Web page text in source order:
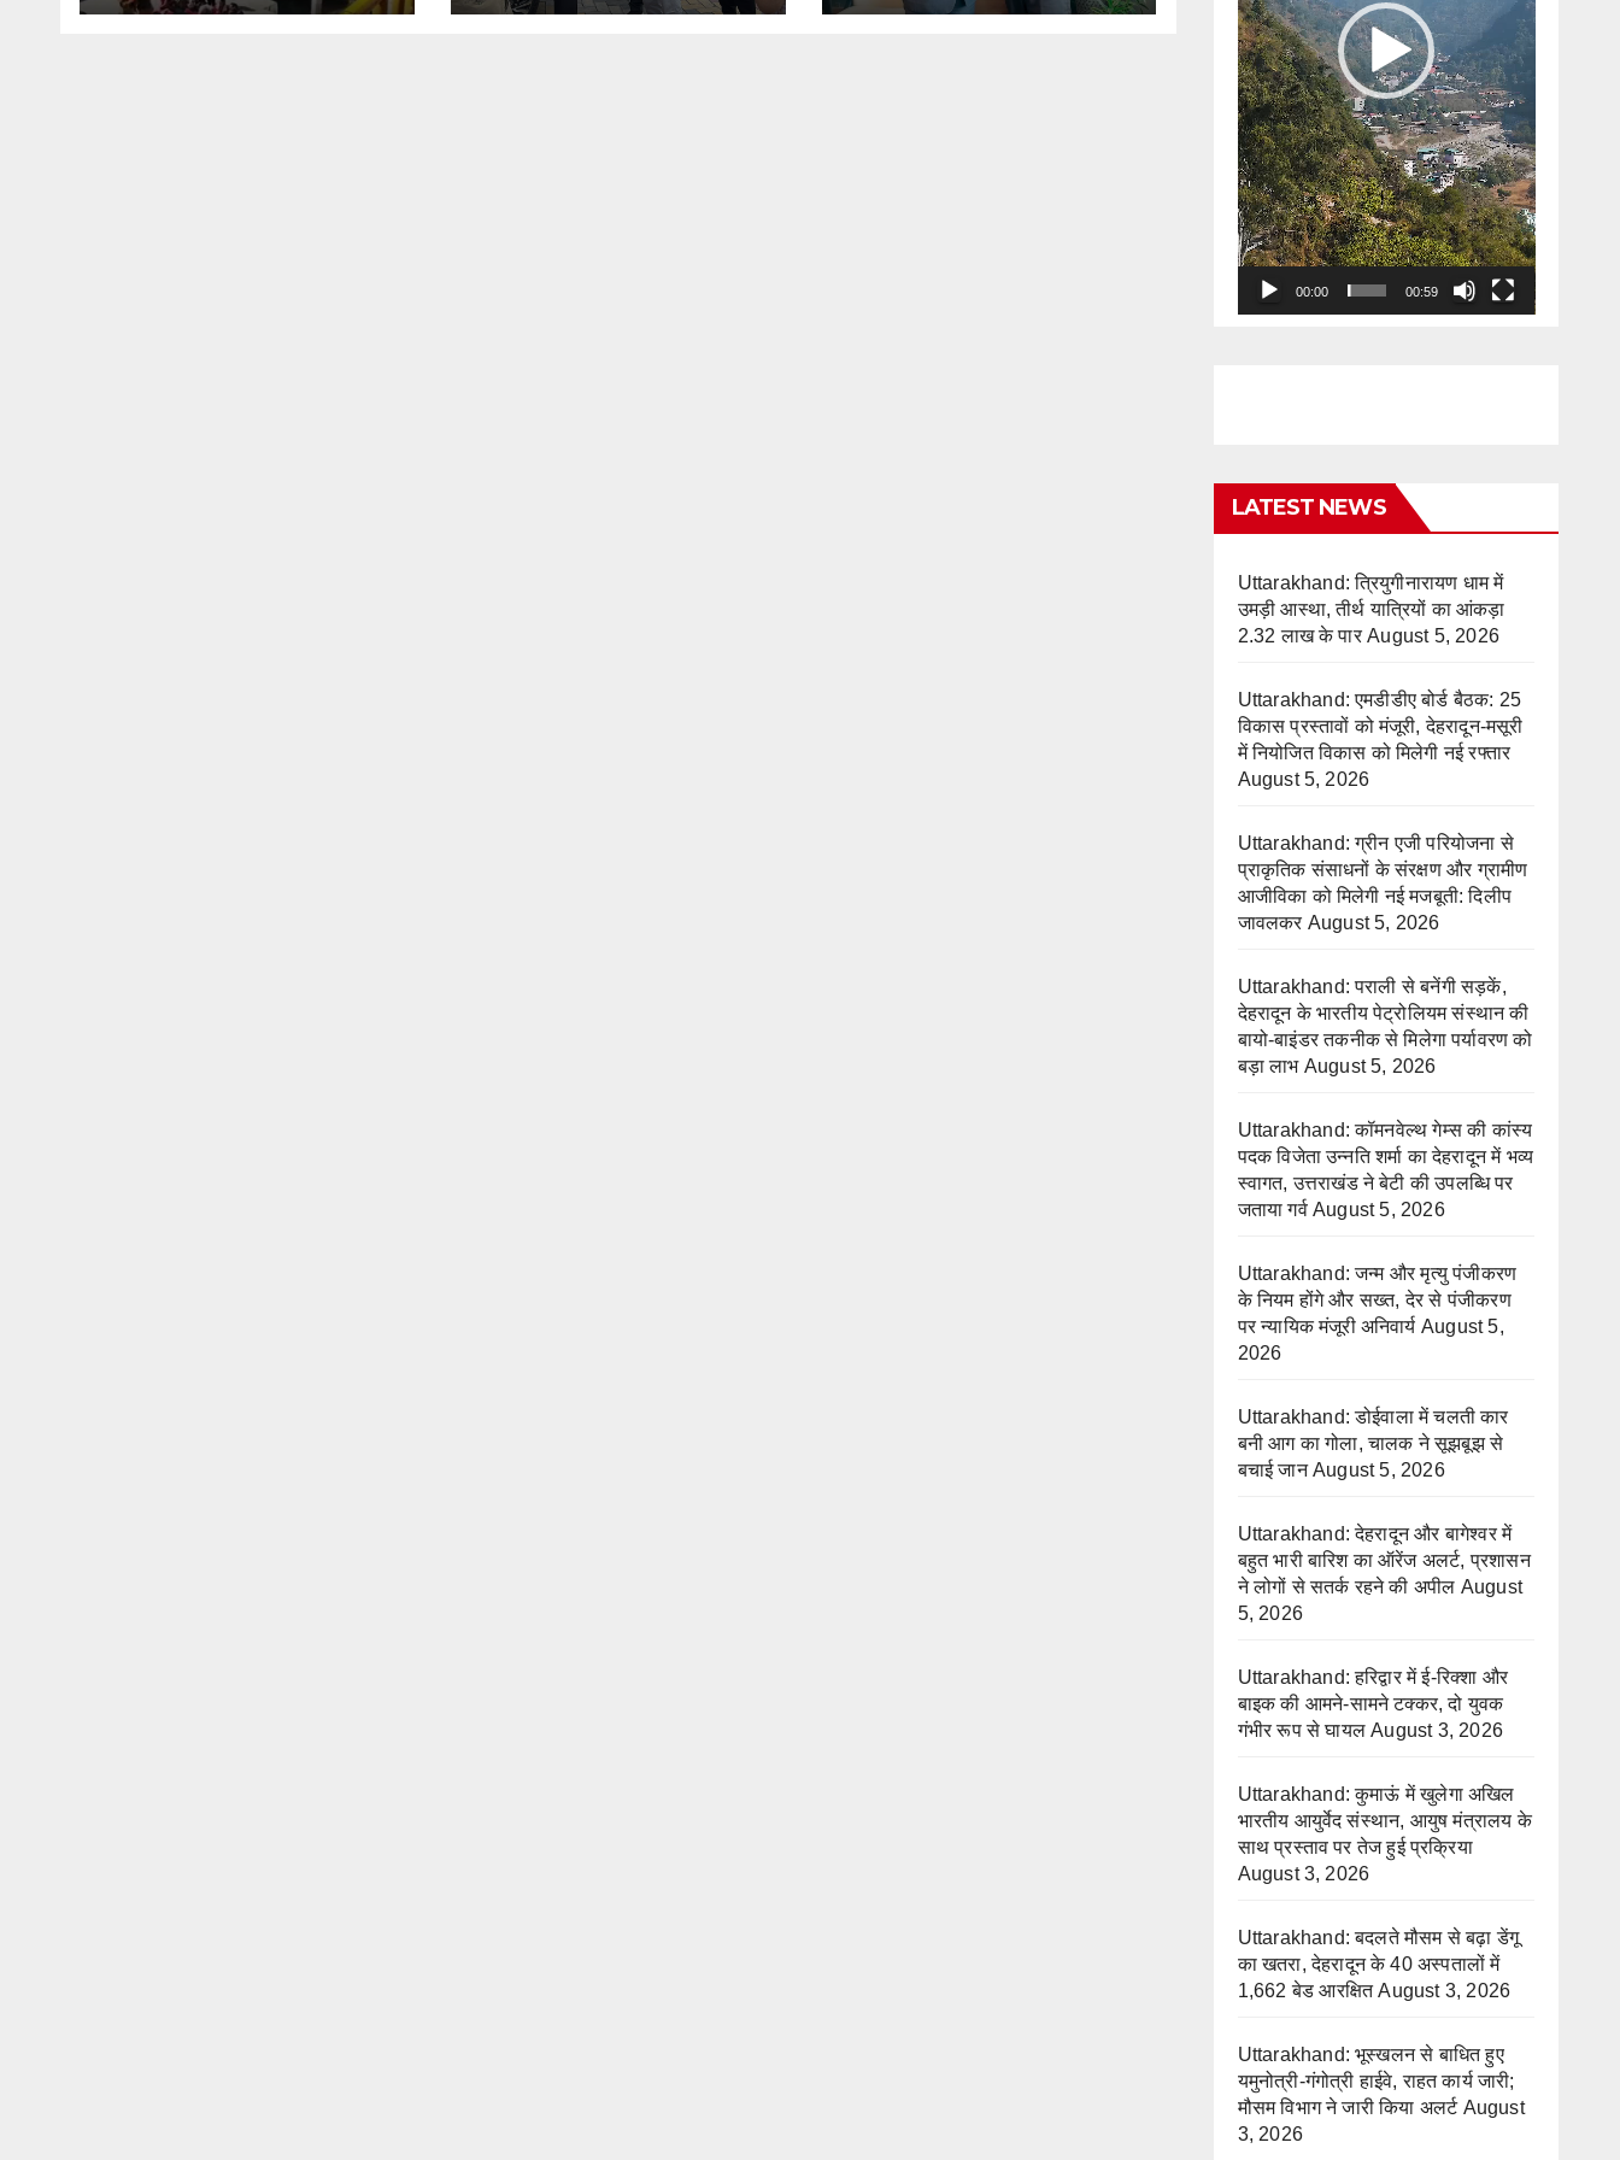
मिलेगी नई रफ्तार
नई मजबूती: दिलीप जावलकर
00:00 00:59
LATEST NEWS
Uttarakhand: त्रियुगीनारायण धाम में
उमड़ी आस्था, तीर्थ यात्रियों का आंकड़ा
2.32 लाख के पार August 5, 2026
Uttarakhand: एमडीडीए बोर्ड बैठक: 25
विकास प्रस्तावों को मंजूरी, देहरादून-मसूरी
में नियोजित विकास को मिलेगी नई रफ्तार
August 5, 2026
Uttarakhand: ग्रीन एजी परियोजना से
प्राकृतिक संसाधनों के संरक्षण और ग्रामीण
आजीविका को मिलेगी नई मजबूती: दिलीप
जावलकर August 5, 2026
Uttarakhand: पराली से बनेंगी सड़कें,
देहरादून के भारतीय पेट्रोलियम संस्थान की
बायो-बाइंडर तकनीक से मिलेगा पर्यावरण को
बड़ा लाभ August 5, 2026
Uttarakhand: कॉमनवेल्थ गेम्स की कांस्य
पदक विजेता उन्नति शर्मा का देहरादून में भव्य
स्वागत, उत्तराखंड ने बेटी की उपलब्धि पर
जताया गर्व August 5, 2026
Uttarakhand: जन्म और मृत्यु पंजीकरण
के नियम होंगे और सख्त, देर से पंजीकरण
पर न्यायिक मंजूरी अनिवार्य August 5,
2026
Uttarakhand: डोईवाला में चलती कार
बनी आग का गोला, चालक ने सूझबूझ से
बचाई जान August 5, 2026
Uttarakhand: देहरादून और बागेश्वर में
बहुत भारी बारिश का ऑरेंज अलर्ट, प्रशासन
ने लोगों से सतर्क रहने की अपील August
5, 2026
Uttarakhand: हरिद्वार में ई-रिक्शा और
बाइक की आमने-सामने टक्कर, दो युवक
गंभीर रूप से घायल August 3, 2026
Uttarakhand: कुमाऊं में खुलेगा अखिल
भारतीय आयुर्वेद संस्थान, आयुष मंत्रालय के
साथ प्रस्ताव पर तेज हुई प्रक्रिया
August 3, 2026
Uttarakhand: बदलते मौसम से बढ़ा डेंगू
का खतरा, देहरादून के 40 अस्पतालों में
1,662 बेड आरक्षित August 3, 2026
Uttarakhand: भूस्खलन से बाधित हुए
यमुनोत्री-गंगोत्री हाईवे, राहत कार्य जारी;
मौसम विभाग ने जारी किया अलर्ट August
3, 2026